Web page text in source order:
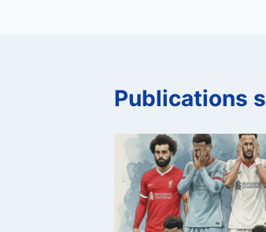
Publications